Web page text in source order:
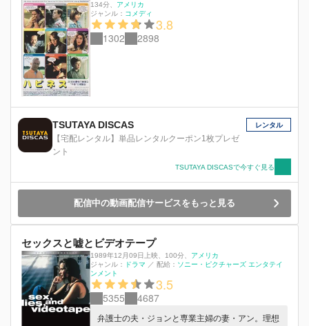
134分、 アメリカ
ジャンル： コメディ
3.8
1302 2898
TSUTAYA DISCAS
【宅配レンタル】単品レンタルクーポン1枚プレゼ
ント
レンタル
TSUTAYA DISCASで今すぐ見る
配信中の動画配信サービスをもっと見る
セックスと嘘とビデオテープ
1989年12月09日上映、 100分、 アメリカ
ジャンル：
ドラマ ／ 配給： ソニー・ピクチャーズ エンタテイ
ンメント
3.5
5355 4687
弁護士の夫・ジョンと専業主婦の妻・アン。理想